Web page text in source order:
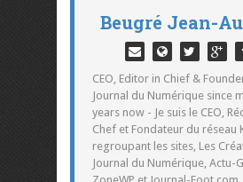
Beugré Jean-
CEO, Editor in Chief &
Journal du Numérique since
years now - Je suis le CEO,
Chef et Fondateur du réseau
regroupant les sites, Les
Journal du Numérique, Actu-